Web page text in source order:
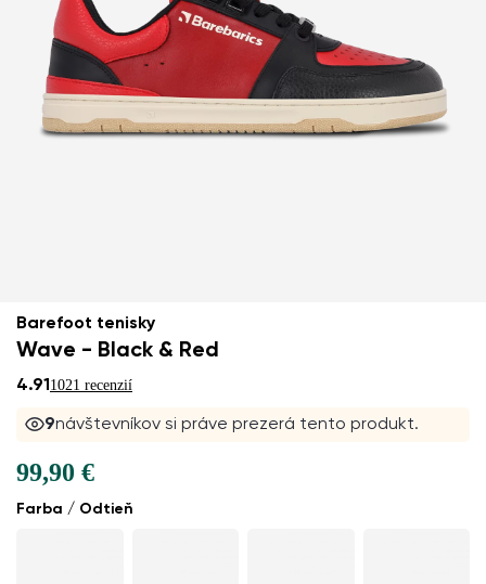
Barefoot tenisky
Wave - Black & Red
4.911021 recenzií
9návštevníkov si práve prezerá tento produkt.
Farba / Odtieň
99,90 €